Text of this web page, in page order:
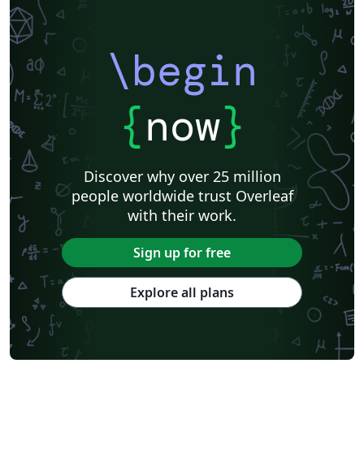
\begin
{now}
Discover why over 25 million
people worldwide trust Overleaf
with their work.
Sign up for free
Explore all plans